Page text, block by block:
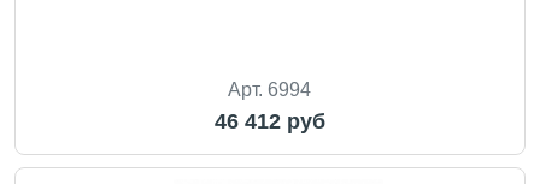
Арт. 6994
46 412 руб